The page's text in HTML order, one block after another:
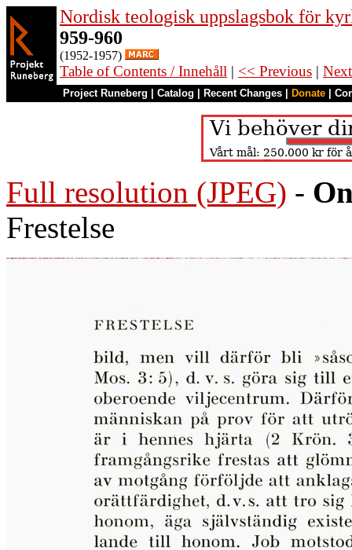
Nordisk teologisk uppslagsbok för
959-960
(1952-1957)
Table of Contents / Innehåll | << Previous |
Project Runeberg Catalog Recent Changes Donate
Full resolution (JPEG) -
Frestelse